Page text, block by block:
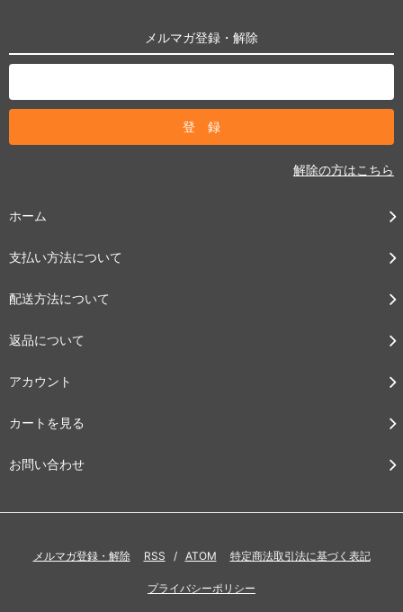
メルマガ登録・解除
解除の方はこちら
ホーム
支払い方法について
配送方法について
返品について
アカウント
カートを見る
お問い合わせ
メルマガ登録・解除 RSS / ATOM 特定商法取引法に基づく表記
プライバシーポリシー